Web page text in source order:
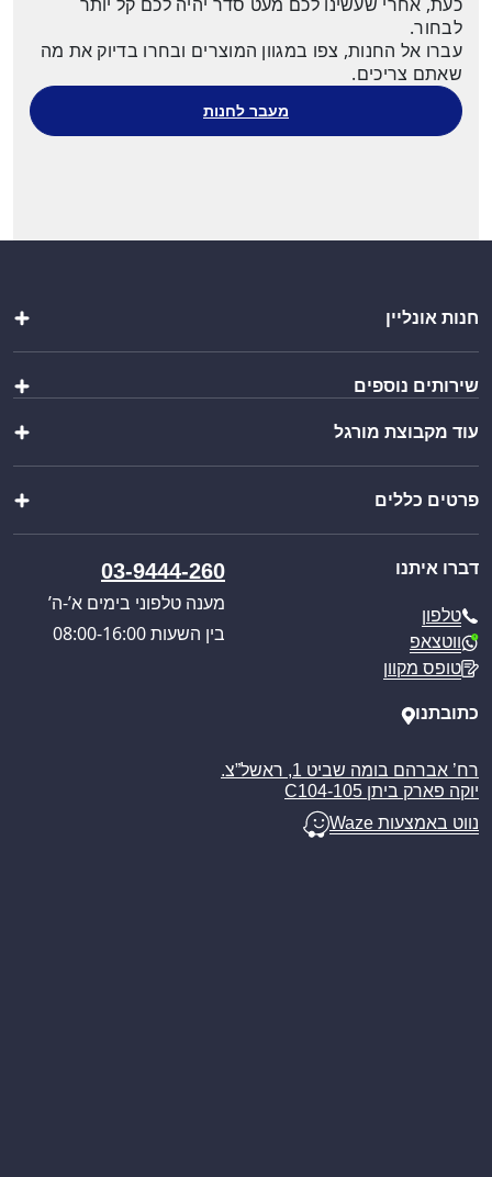
לבחור.
עברו אל החנות, צפו במגוון המוצרים ובחרו בדיוק את מה
שאתם צריכים.
מעבר לחנות
חנות אונליין
מבחר כוסות
ציוד נירוסטה לבר
מוצרים נוספים
מבצעים מיוחדים
שירותים נוספים
יצירת מארז
קטלוג מוצרים
כניסה לאזור אישי
עוד מקבוצת מורגל
וואנגו קרוואנים
פול סרוויס
פרטים כללים
תקנון האתר
מדיניות משלוחים
ביטול עסקה
מאמרים
דברו איתנו
טלפון
ווטצאפ
טופס מקוון
03-9444-260
מענה טלפוני בימים א’-ה’
בין השעות 08:00-16:00
כתובתנו
רח’ אברהם בומה שביט 1, ראשל”צ.
יוקה פארק ביתן C104-105
נווט באמצעות Waze